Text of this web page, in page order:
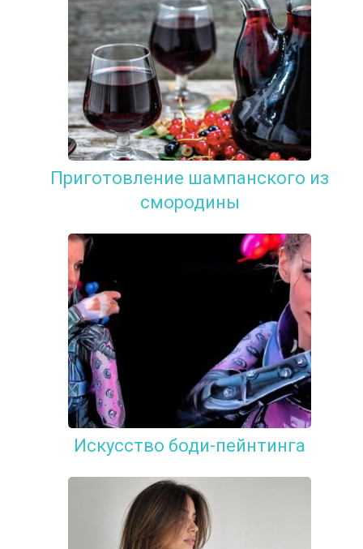
Приготовление шампанского из
смородины
Искусство боди-пейнтинга